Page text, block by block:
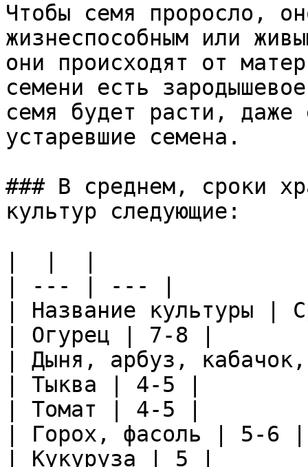
Чтобы семя проросло,
жизнеспособным или
они происходят от
семени есть
семя будет расти, даже
устаревшие семена.
### В среднем, сроки
культур следующие:
| --- | --- |
| Название культуры |
| Огурец | 7-8 |
| Дыня, арбуз,
| Тыква | 4-5 |
| Томат | 4-5 |
| Горох, фасоль | 5-6 |
| Кукуруза | 5 |